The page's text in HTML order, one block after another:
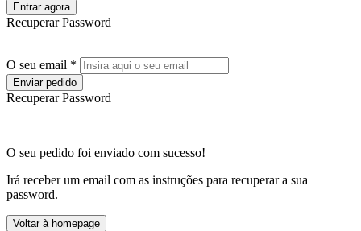
Entrar agora
Recuperar Password
O seu email *
Enviar pedido
Recuperar Password
O seu pedido foi enviado com sucesso!
Irá receber um email com as instruções para recuperar a sua
password.
Voltar à homepage